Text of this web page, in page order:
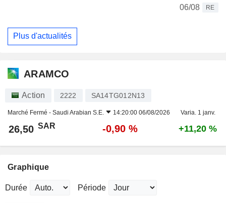
06/08 RE
Plus d'actualités
ARAMCO
Action 2222 SA14TG012N13
Marché Fermé - Saudi Arabian S.E. 14:20:00 06/08/2026 Varia. 1 janv.
26,50 SAR -0,90 % +11,20 %
Graphique
Durée Période